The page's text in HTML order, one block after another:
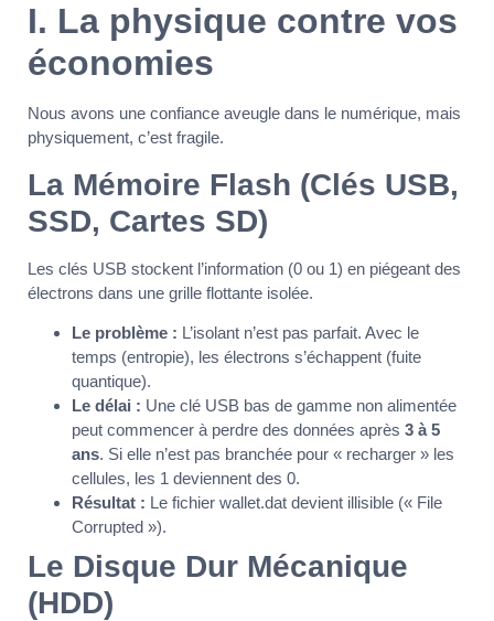
I. La physique contre vos
économies
Nous avons une confiance aveugle dans le numérique, mais
physiquement, c’est fragile.
La Mémoire Flash (Clés USB,
SSD, Cartes SD)
Les clés USB stockent l’information (0 ou 1) en piégeant des
électrons dans une grille flottante isolée.
Le problème : L’isolant n’est pas parfait. Avec le
temps (entropie), les électrons s’échappent (fuite
quantique).
Le délai : Une clé USB bas de gamme non alimentée
peut commencer à perdre des données après 3 à 5
ans. Si elle n’est pas branchée pour « recharger » les
cellules, les 1 deviennent des 0.
Résultat : Le fichier wallet.dat devient illisible (« File
Corrupted »).
Le Disque Dur Mécanique
(HDD)